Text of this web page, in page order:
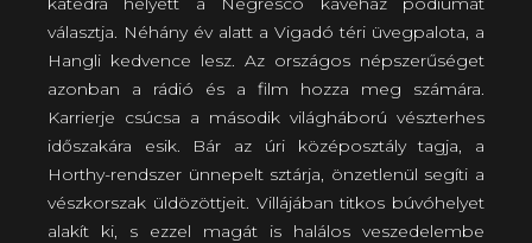
választja. Néhány év alatt a Vigadó téri üvegpalota, a
Hangli kedvence lesz. Az országos népszerűséget
azonban a rádió és a film hozza meg számára.
Karrierje csúcsa a második világháború vészterhes
időszakára esik. Bár az úri középosztály tagja, a
Horthy-rendszer ünnepelt sztárja, önzetlenül segíti a
vészkorszak üldözöttjeit. Villájában titkos búvóhelyet
alakít ki, s ezzel magát is halálos veszedelembe